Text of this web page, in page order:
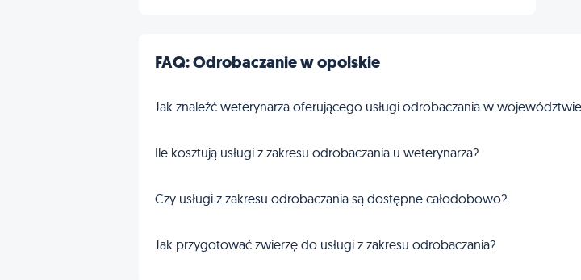
FAQ: Odrobaczanie w opolskie
Jak znaleźć weterynarza oferującego usługi odrobaczania w
Ile kosztują usługi z zakresu odrobaczania u weterynarza?
Czy usługi z zakresu odrobaczania są dostępne całodobowo?
Jak przygotować zwierzę do usługi z zakresu odrobaczania?